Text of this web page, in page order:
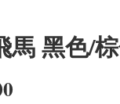
馬 黑色/